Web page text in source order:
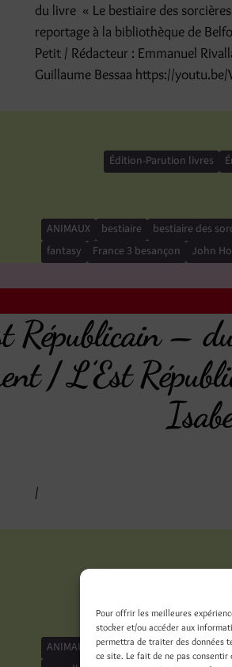
Pour offrir les meilleures
stocker et/ou accéder aux
permettra de traiter des données
ce site. Le fait de ne pas
du livre « Le bestiaire des
reportage à la bibliothèque de
Petit / Rédacteur : Emmanuel
Guillaume Bessaa https://
Édition-Parution livres
ANIMAUX bestiaire bestiaire des
fantasy
France 3 besançon John
Républicain –
/ L’Est
/
ANIMAUX bestiaire bestiaire des